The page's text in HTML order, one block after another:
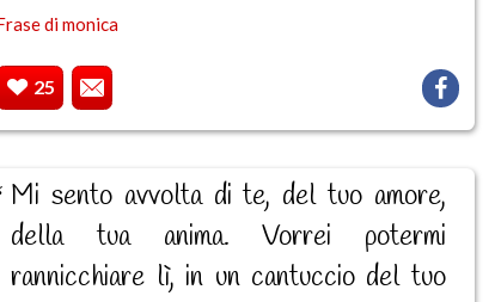
di monica
25
Mi sento avvolta di te, del tuo amore,
della tua anima. Vorrei potermi
rannicchiare lì, in un cantuccio del tuo